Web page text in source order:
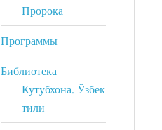
Пророка
Программы
Библиотека
Кутубхона. Ўзбек
тили